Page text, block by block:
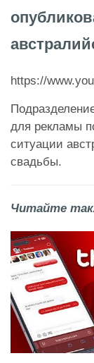
https://
для рекламы
ситуации
свадьбы.
Читайте